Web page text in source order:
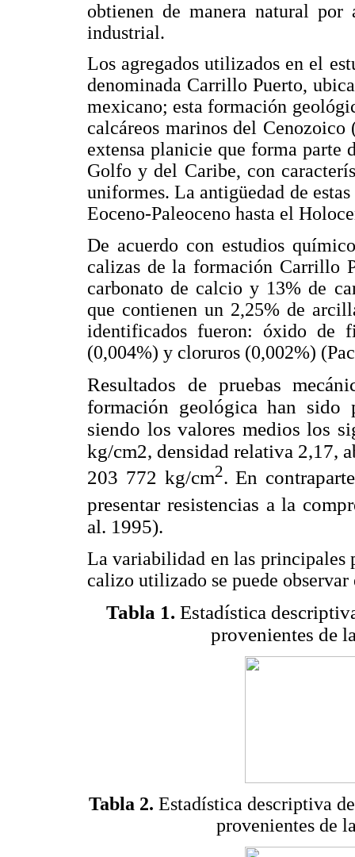
obtienen de manera natural
industrial.
Los agregados utilizados en el
denominada Carrillo Puerto,
mexicano; esta formación
calcáreos marinos del
extensa planicie que forma
Golfo y del Caribe, con
uniformes. La antigüedad de
Eoceno-Paleoceno hasta el
De acuerdo con estudios
calizas de la formación Carrillo
carbonato de calcio y 13% de
que contienen un 2,25% de
identificados fueron: óxido de
(0,004%) y cloruros (0,002%)
Resultados de pruebas
formación geológica han sido
siendo los valores medios los
kg/cm2, densidad relativa 2,17,
203 772 kg/cm2. En
presentar resistencias a la
al. 1995).
La variabilidad en las principales
calizo utilizado se puede
Tabla 1. Estadística
provenientes de
Tabla 2. Estadística descriptiva
provenientes de